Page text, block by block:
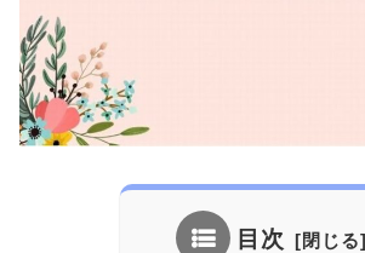
目次